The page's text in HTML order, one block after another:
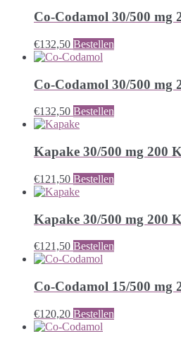
Co-Codamol 30/500 mg
€132,50 Bestellen
Co-Codamol 30/500 mg
€132,50 Bestellen
Kapake 30/500 mg 200
€121,50 Bestellen
Kapake 30/500 mg 200
€121,50 Bestellen
Co-Codamol 15/500 mg
€120,20 Bestellen